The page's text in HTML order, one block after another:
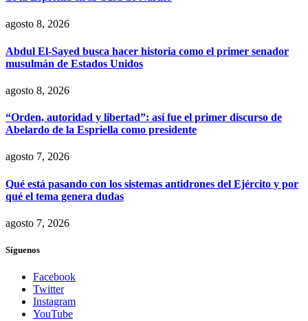
agosto 8, 2026
Abdul El-Sayed busca hacer historia como el primer senador
musulmán de Estados Unidos
agosto 8, 2026
“Orden, autoridad y libertad”: así fue el primer discurso de
Abelardo de la Espriella como presidente
agosto 7, 2026
Qué está pasando con los sistemas antidrones del Ejército y por
qué el tema genera dudas
agosto 7, 2026
Síguenos
Facebook
Twitter
Instagram
YouTube